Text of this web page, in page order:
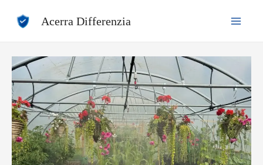
Acerra Differenzia